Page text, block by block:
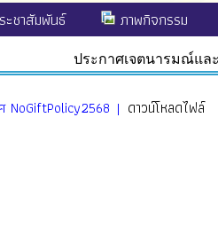
ะชาสัมพันธ์ ภาพกิจกรรม
ประกาศเจตนารมณ์แล
NoGiftPolicy2568 | ดาวน์โหลดไฟล์